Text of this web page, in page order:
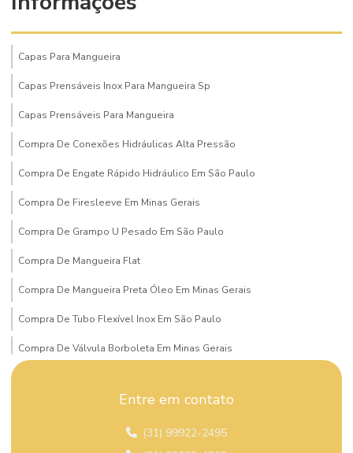
Capas Para Mangueira
Capas Prensáveis Inox Para Mangueira Sp
Capas Prensáveis Para Mangueira
Compra De Conexões Hidráulicas Alta Pressão
Compra De Engate Rápido Hidráulico Em São Paulo
Compra De Firesleeve Em Minas Gerais
Compra De Grampo U Pesado Em São Paulo
Compra De Mangueira Flat
Compra De Mangueira Preta Óleo Em Minas Gerais
Compra De Tubo Flexível Inox Em São Paulo
Compra De Válvula Borboleta Em Minas Gerais
Compra Mangueira Solda Acetileno
Comprar Conexão Instantânea Plástica
Entre em contato
(31) 99922-2495